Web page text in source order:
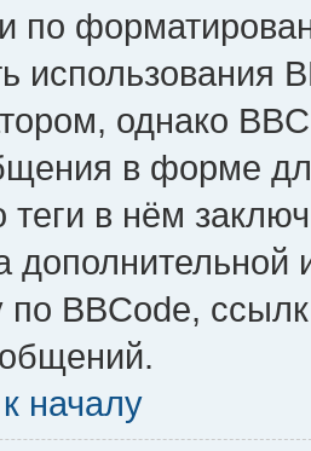
по
использования
однако
в форме
теги в нём
по BBCode,
началу